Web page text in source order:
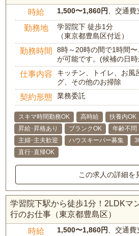
時給 1,500〜1,860円 、交通
勤務地
学習院下 徒歩1分
（東京都豊島区付近）
勤務時間
8時～20時の間で1時間
が可能です。(候補の日
仕事内容
キッチン、トイレ、お風
グ、その他のお掃除
契約形態 業務委託
スキマ時間勤務OK 高時給 扶養内OK
昇給･昇格あり
ブランクOK 年齢不問
主婦･主夫歓迎
ハウスキーパー募集
直行･直帰OK
この求人の詳細を
学習院下駅から徒歩1分！2LDKマ
行のお仕事（東京都豊島区）
時給 1,500〜1,860円 、交通